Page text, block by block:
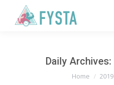
Daily Archives:
You are here:
Home 2019